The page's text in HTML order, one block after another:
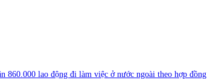
lao động đi làm việc ở nước ngoài theo hợp đồng